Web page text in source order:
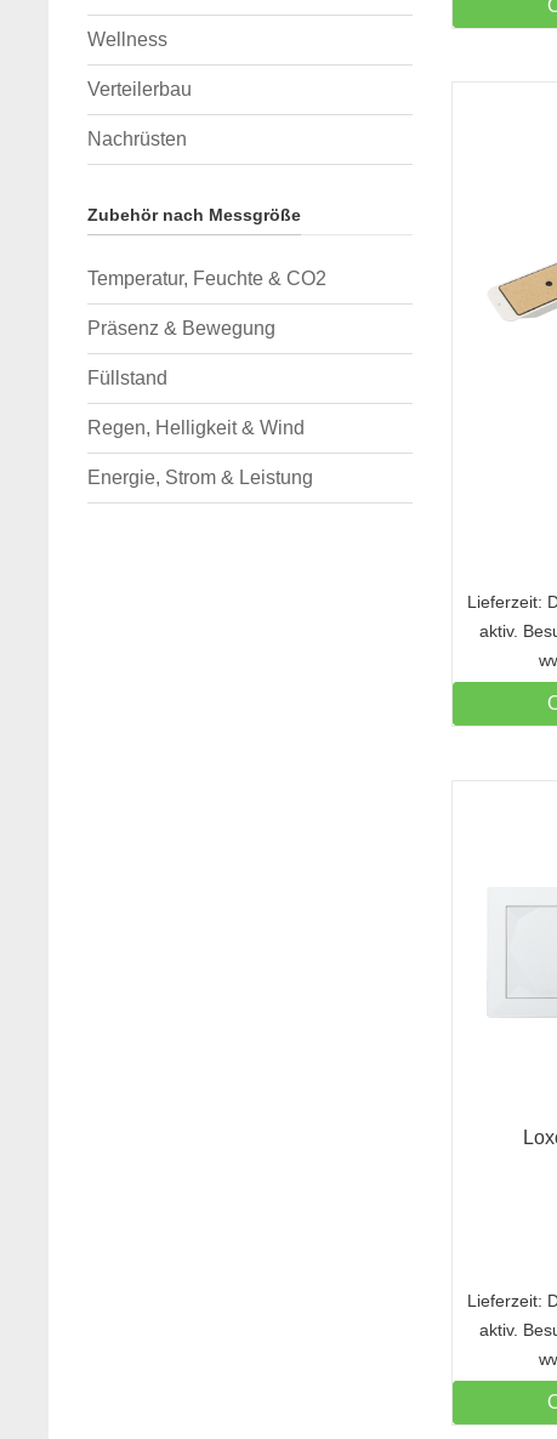
Lieferzeit:
aktiv.
Lieferzeit:
aktiv.
Wellness
Verteilerbau
Nachrüsten
Zubehör nach Messgröße
Temperatur, Feuchte & CO2
Präsenz & Bewegung
Füllstand
Regen, Helligkeit & Wind
Energie, Strom & Leistung